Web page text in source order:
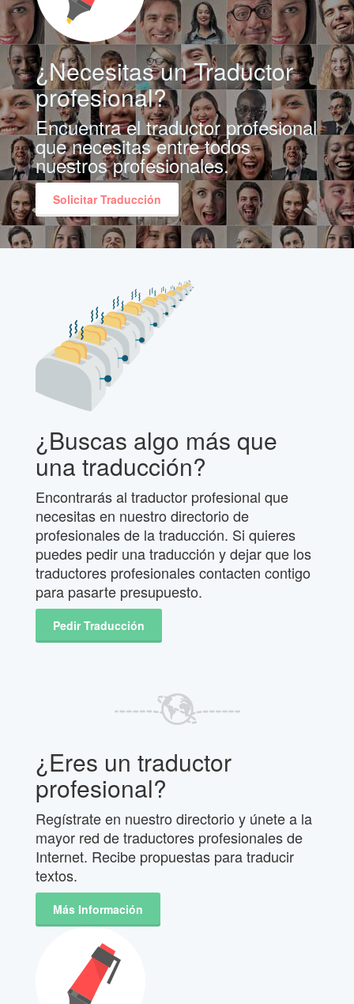
¿Necesitas un Traductor
profesional?
Encuentra el traductor profesional
que necesitas entre todos
nuestros profesionales.
Solicitar Traducción
¿Buscas algo más que
una traducción?
Encontrarás al traductor profesional que
necesitas en nuestro directorio de
profesionales de la traducción. Si quieres
puedes pedir una traducción y dejar que los
traductores profesionales contacten contigo
para pasarte presupuesto.
Pedir Traducción
¿Eres un traductor
profesional?
Regístrate en nuestro directorio y únete a la
mayor red de traductores profesionales de
Internet. Recibe propuestas para traducir
textos.
Más Información